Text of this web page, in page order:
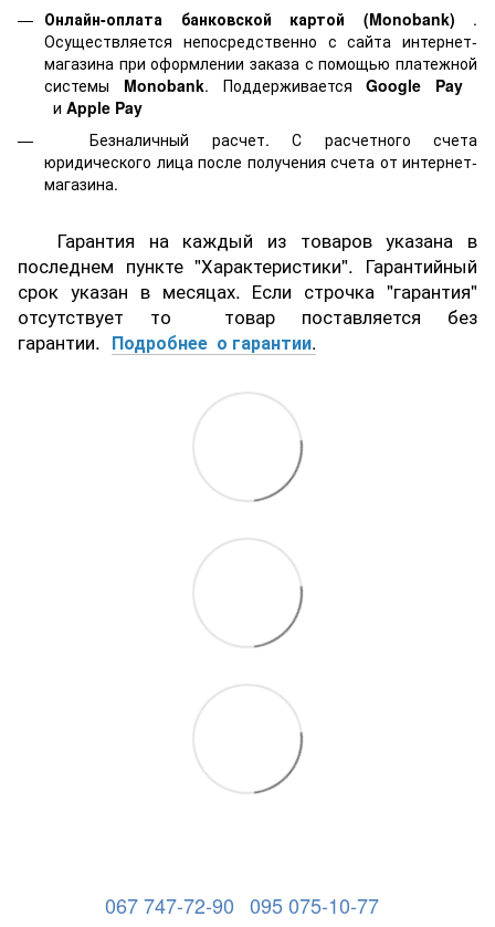
Онлайн-оплата банковской картой
(Monobank) .
Осуществляется непосредственно с сайта интернет-
магазина при оформлении заказа с помощью платежной
системы Monobank. ПоддерживаетсяGoogle Pay
и Apple Pay
Безналичный расчет. С расчетного счета
юридического лица после получения счета от интернет-
магазина.
Гарантия на каждый из товаров указана в
последнем пункте "Характеристики". Гарантийный
срок указан в месяцах. Если строчка "гарантия"
отсутствует то товар поставляется без
гарантии. Подробнее о гарантии.
067 747-72-90 095 075-10-77